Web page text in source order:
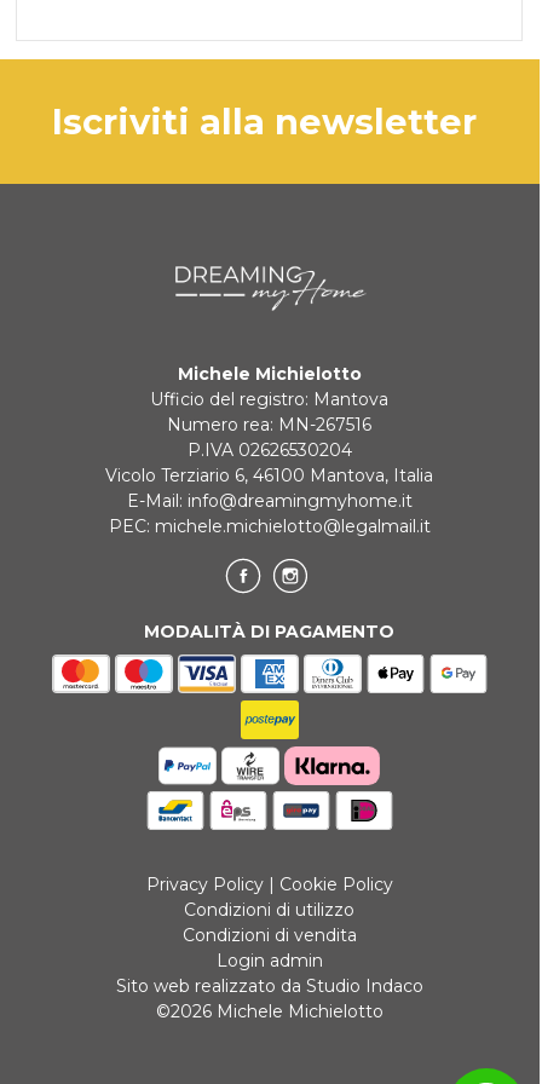
iscriviti alla newsletter
Michele Michielotto
Ufficio del registro: Mantova
Numero rea: MN-267516
P.IVA 02626530204
Vicolo Terziario 6, 46100 Mantova, Italia
E-Mail: info@dreamingmyhome.it
PEC: michele.michielotto@legalmail.it
MODALITÀ DI PAGAMENTO
Privacy Policy| Cookie Policy
Condizioni di utilizzo
Condizioni di vendita
Login admin
Sito web realizzato da Studio Indaco
©2026 Michele Michielotto